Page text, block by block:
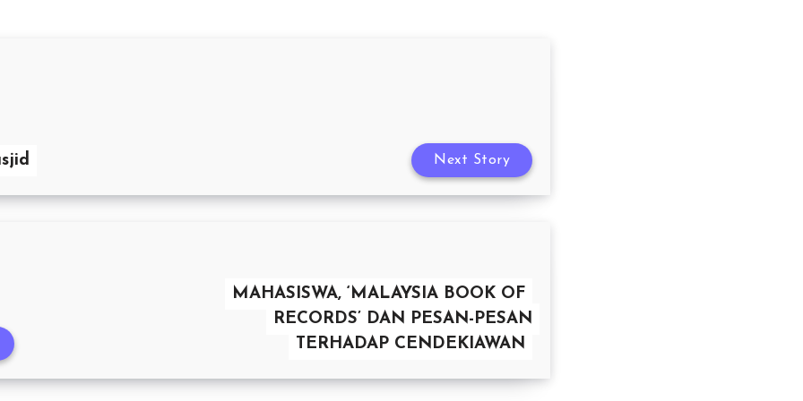
Next Story
MAHASISWA, ‘MALAYSIA BOOK OF
RECORDS’ DAN PESAN-PESAN
TERHADAP CENDEKIAWAN